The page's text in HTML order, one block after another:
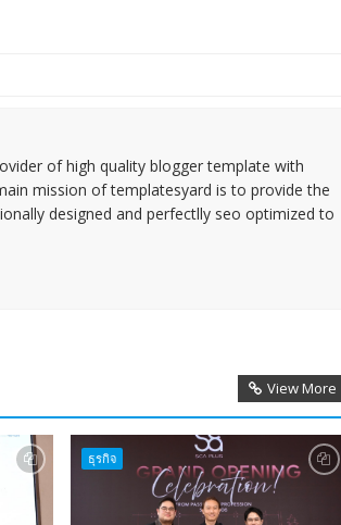
of high quality blogger template with
mission of templatesyard is to provide the
designed and perfectlly seo optimized to
View More
ธุรกิจ